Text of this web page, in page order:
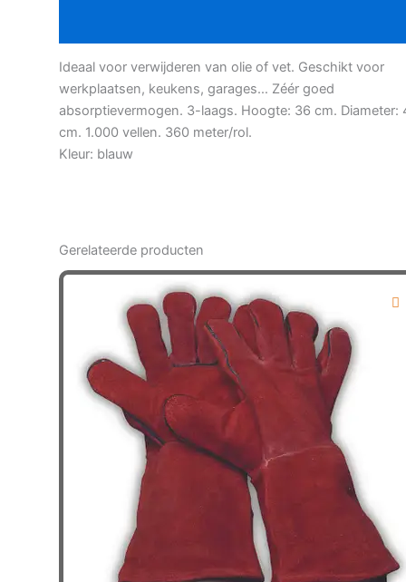
Ideaal voor verwijderen van olie of vet. Geschikt voor
werkplaatsen, keukens, garages… Zéér goed
absorptievermogen. 3-laags. Hoogte: 36 cm. Diameter:
cm. 1.000 vellen. 360 meter/rol.
Kleur: blauw
Gerelateerde producten